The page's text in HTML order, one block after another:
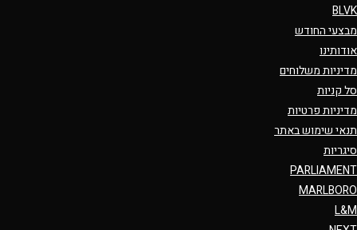
BLVK
מבצעי החודש
אודותינו
מדיניות משלוחים
סל קניות
מדיניות פרטיות
תנאי שימוש באתר
סיגריות
PARLIAMENT
MARLBORO
L&M